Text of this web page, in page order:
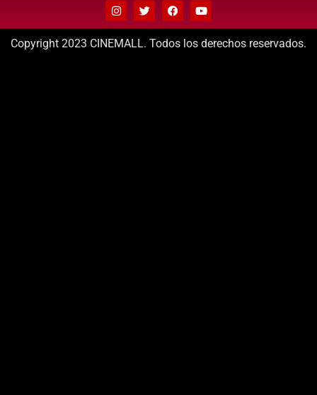
Copyright 2023 CINEMALL. Todos los derechos reservados.